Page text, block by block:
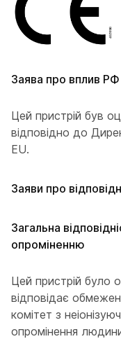
Заява про вплив
Цей пристрій був
відповідно до
EU.
Заяви про
Загальна
опроміненню
Цей пристрій було
відповідає
комітет з
опромінення